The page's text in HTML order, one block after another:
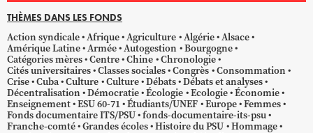
THÈMES DANS LES FONDS
Action syndicale Afrique Agriculture Algérie Alsace
Amérique Latine Armée Autogestion
Bourgogne
Catégories mères Centre Chine Chronologie
Cités universitaires Classes sociales Congrès Consommation
Crise Cuba Culture Culture Débats Débats et analyses
Décentralisation Démocratie Écologie Ecologie Économie
Enseignement ESU 60-71 Étudiants/UNEF Europe Femmes
Fonds documentaire ITS/PSU fonds-documentaire-its-psu
Franche-comté Grandes écoles Histoire du PSU Hommage